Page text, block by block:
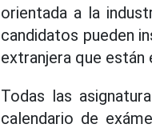
orientada a la
candidatos pueden
extranjera que están
Todas las
calendario de